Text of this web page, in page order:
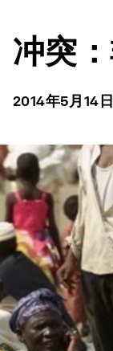
冲突
2014年5月14日